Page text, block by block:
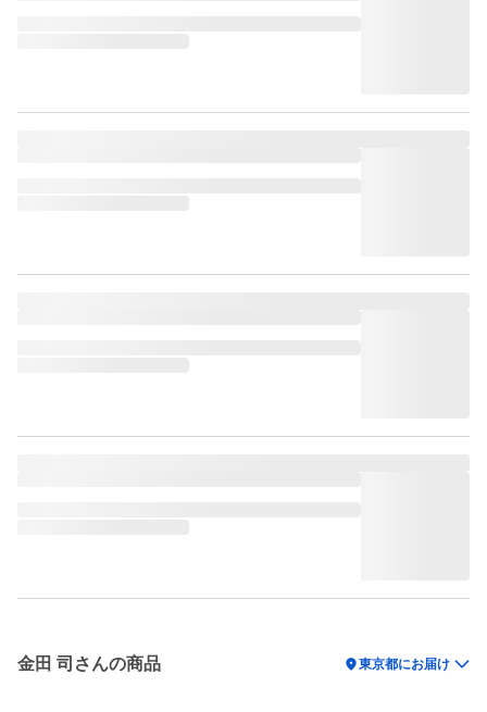
金田 司さんの商品 location_on東京都にお届け